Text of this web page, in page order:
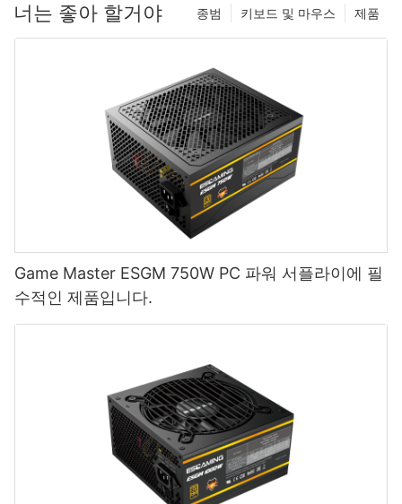
너는 좋아 할거야 제품
키보드 및 마우스
종범
Game Master ESGM 750W PC 파워 서플라이에 필
수적인 제품입니다.